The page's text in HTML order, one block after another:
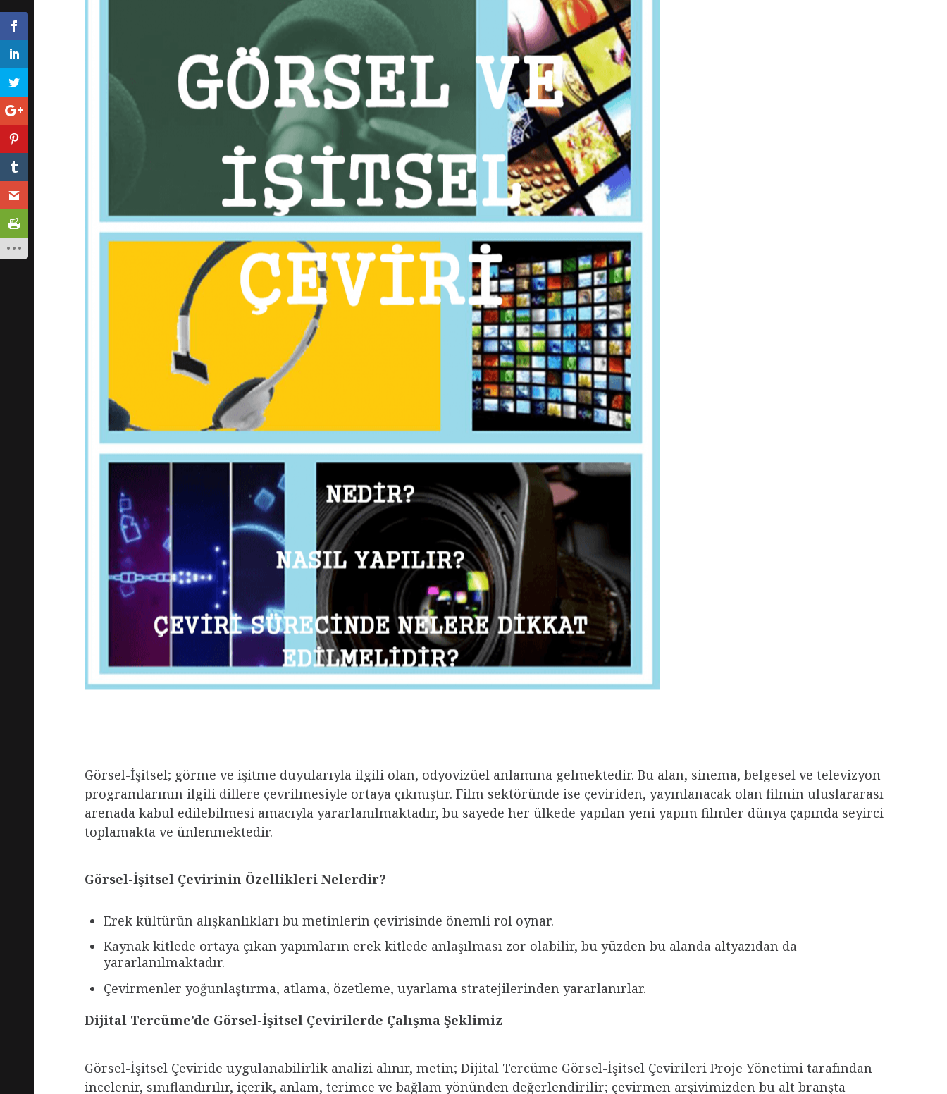
Görsel-İşitsel; görme ve işitme duyularıyla ilgili olan, odyovizüel anlamına gelmektedir. Bu alan, sinema, belgesel ve televizyon
programlarının ilgili dillere çevrilmesiyle ortaya çıkmıştır. Film sektöründe ise çeviriden, yayınlanacak olan filmin uluslararası
arenada kabul edilebilmesi amacıyla yararlanılmaktadır, bu sayede her ülkede yapılan yeni yapım filmler dünya çapında seyirci
toplamakta ve ünlenmektedir.
Görsel-İşitsel Çevirinin Özellikleri Nelerdir?
Erek kültürün alışkanlıkları bu metinlerin çevirisinde önemli rol oynar.
Kaynak kitlede ortaya çıkan yapımların erek kitlede anlaşılması zor olabilir, bu yüzden bu alanda altyazıdan da
yararlanılmaktadır.
Çevirmenler yoğunlaştırma, atlama, özetleme, uyarlama stratejilerinden yararlanırlar.
Dijital Tercüme’de Görsel-İşitsel Çevirilerde Çalışma Şeklimiz
Görsel-İşitsel Çeviride uygulanabilirlik analizi alınır, metin; Dijital Tercüme Görsel-İşitsel Çevirileri Proje Yönetimi tarafından
incelenir, sınıflandırılır, içerik, anlam, terimce ve bağlam yönünden değerlendirilir; çevirmen arşivimizden bu alt branşta